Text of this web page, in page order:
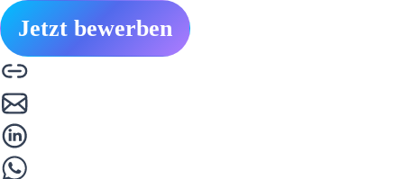
Jetzt bewerben